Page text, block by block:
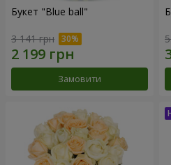
Букет "Blue ball"
3 141 грн
Замовити